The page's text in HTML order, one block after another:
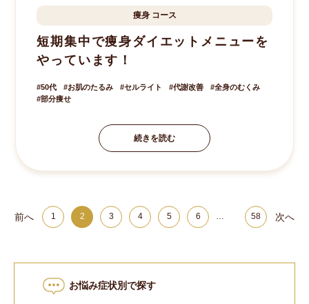
K.M様
痩身コース
短期集中で痩身ダイエットメニューを
やっています！
50代 お肌のたるみ セルライト 代謝改善
全身のむくみ
部分痩せ
続きを読む
前へ 1 2 3 4 5 6 … 58 次へ
お悩み症状別で探す